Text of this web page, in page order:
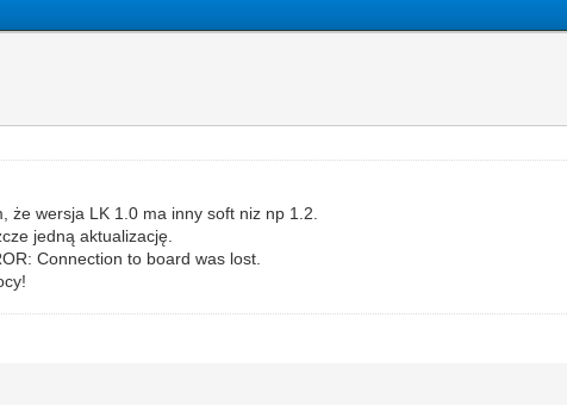
że wersja LK 1.0 ma inny soft niz np 1.2.
jedną aktualizację.
Connection to board was lost.